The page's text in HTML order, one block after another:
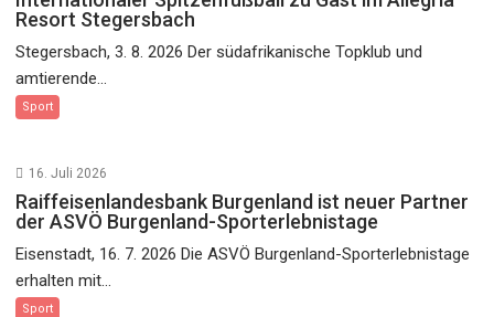
Resort Stegersbach
Stegersbach, 3. 8. 2026 Der südafrikanische Topklub und
amtierende...
Sport
16. Juli 2026
Raiffeisenlandesbank Burgenland ist neuer Partner
der ASVÖ Burgenland-Sporterlebnistage
Eisenstadt, 16. 7. 2026 Die ASVÖ Burgenland-Sporterlebnistage
erhalten mit...
Sport